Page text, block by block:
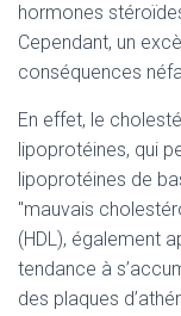
hormones
Cependant, un
conséquences
En effet, le
lipoprotéines, qui
lipoprotéines de
"mauvais
(HDL), également
tendance à
des plaques